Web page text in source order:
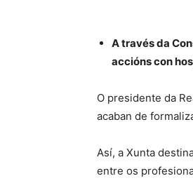
A través da
accións con
O presidente da
acaban de
Así, a Xunta
entre os